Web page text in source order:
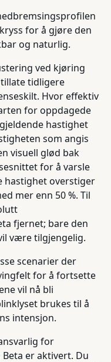
for å gjøre den
og naturlig.
ved kjøring
tidligere
Hvor effektiv
for oppdagede
hastighet
som angis
visuell glød bak
for å varsle
hastighet overstiger
mer enn 50 %. Til
fjernet; bare den
være tilgjengelig.
scenarier der
for å fortsette
vil nå bli
brukes til å
intensjon.
for
er aktivert. Du